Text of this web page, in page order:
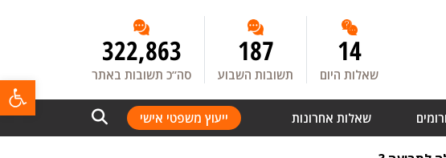
14
שאלות היום
187
תשובות השבוע
322,863
סה”כ תשובות באתר
שאלות אחרונות ייעוץ משפטי אישי